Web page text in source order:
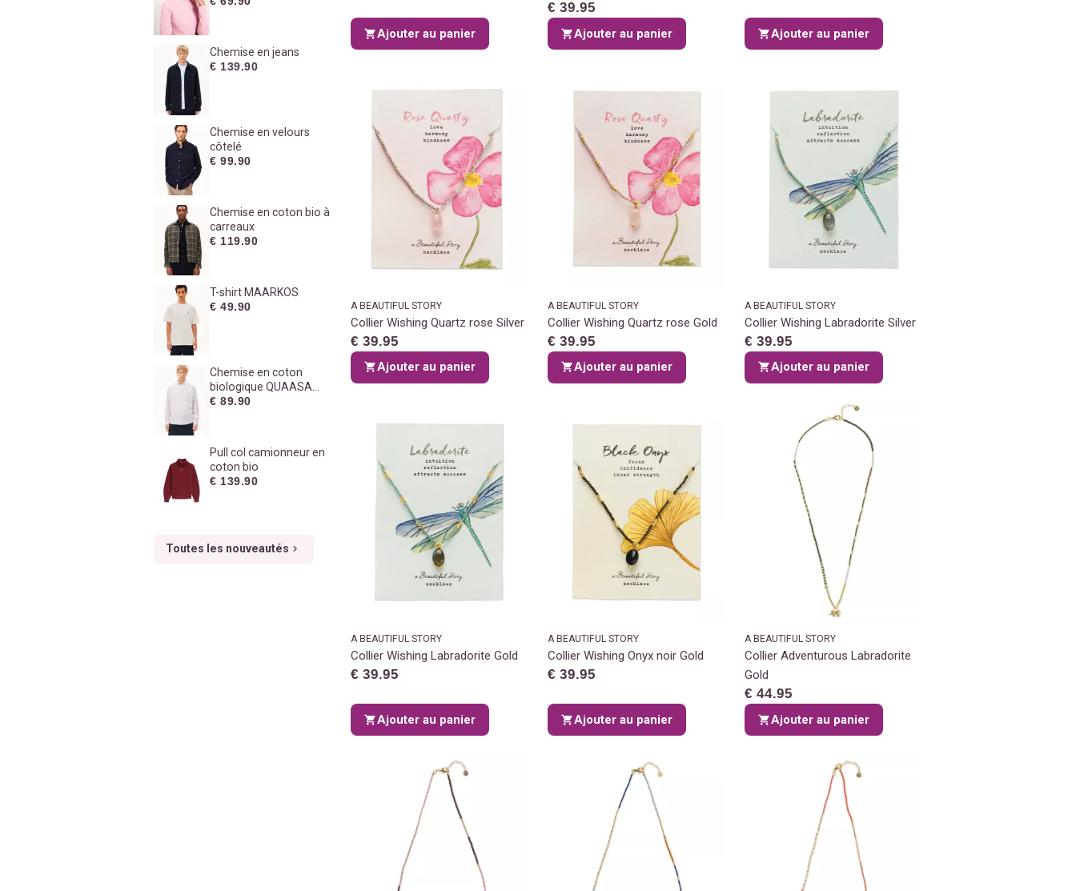
Chemise en jeans
€ 139.90
Chemise en velours
côtelé
€ 99.90
Chemise en coton bio à
carreaux
€ 119.90
T-shirt MAARKOS
€ 49.90
Chemise en coton
biologique QUAASA
STRIPES
€ 89.90
Pull col camionneur en
coton bio
€ 139.90
Toutes les nouveautés
Ajouter au panier
€ 39.95
Ajouter au panier Ajouter au panier
A BEAUTIFUL STORY
Collier Wishing Quartz rose Silver
€ 39.95
Ajouter au panier
A BEAUTIFUL STORY
Collier Wishing Quartz rose Gold
€ 39.95
Ajouter au panier
A BEAUTIFUL STORY
Collier Wishing Labradorite Silver
€ 39.95
Ajouter au panier
A BEAUTIFUL STORY
Collier Wishing Labradorite Gold
€ 39.95
Ajouter au panier
A BEAUTIFUL STORY
Collier Wishing Onyx noir Gold
€ 39.95
Ajouter au panier
A BEAUTIFUL STORY
Collier Adventurous Labradorite
Gold
€ 44.95
Ajouter au panier